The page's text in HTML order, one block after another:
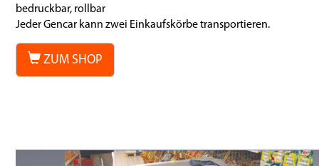
bedruckbar, rollbar
Jeder Gencar kann zwei Einkaufskörbe transportieren.
ZUM SHOP